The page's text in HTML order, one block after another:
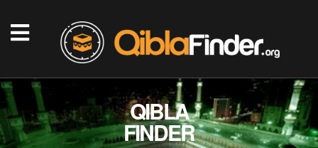
QIBLA
FINDER